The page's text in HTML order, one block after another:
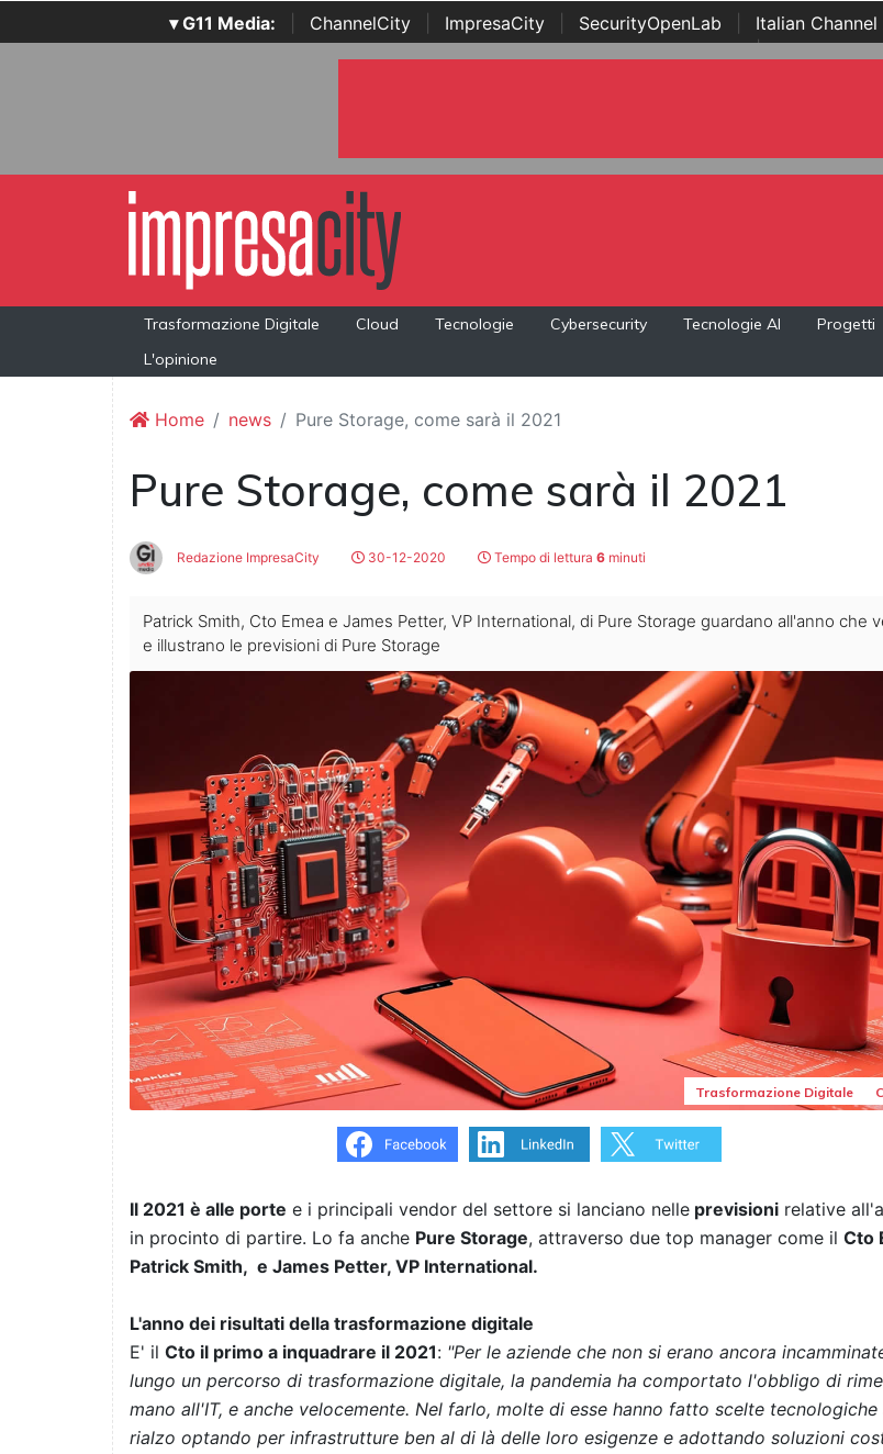
▾ G11 Media: ChannelCity ImpresaCity SecurityOpenLab Italian
Awards | ...
Trasformazione Digitale Cloud Tecnologie Cybersecurity Tecnologie AI Progetti
L'opinione
Home news Pure Storage, come sarà il 2021
Pure Storage, come sarà il 2021
Redazione ImpresaCity 30-12-2020 Tempo di lettura 6 minuti
Patrick Smith, Cto Emea e James Petter, VP International, di Pure Storage guardano all'anno che
e illustrano le previsioni di Pure Storage
Trasformazione Digitale
Il 2021 è alle porte e i principali vendor del settore si lanciano nelle previsioni relative
in procinto di partire. Lo fa anche Pure Storage, attraverso due top manager come il Cto
Patrick Smith, e James Petter, VP International.
L'anno dei risultati della trasformazione digitale
E' il Cto il primo a inquadrare il 2021: "Per le aziende che non si erano ancora
lungo un percorso di trasformazione digitale, la pandemia ha comportato l'obbligo di
mano all'IT, e anche velocemente. Nel farlo, molte di esse hanno fatto scelte tecnologiche
rialzo optando per infrastrutture ben al di là delle loro esigenze e adottando soluzioni